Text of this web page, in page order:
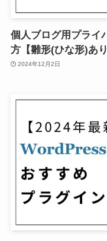
個人ブログ用プライ
方【雛形(ひな形)あり
2024年12月2日